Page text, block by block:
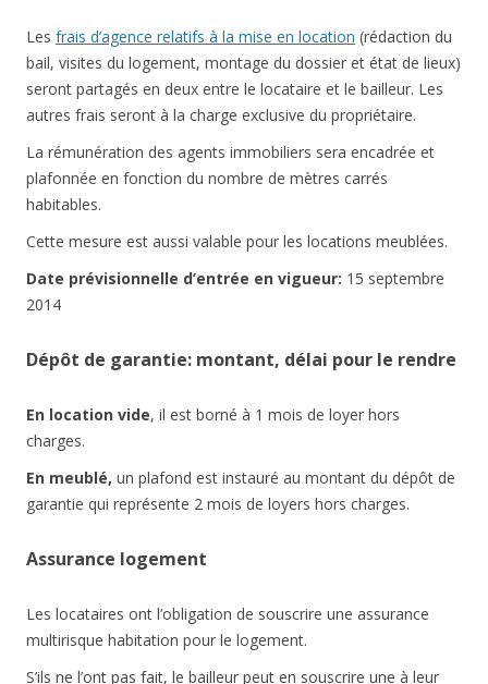
Les frais d’agence relatifs à la mise en location (rédaction du
bail, visites du logement, montage du dossier et état de lieux)
seront partagés en deux entre le locataire et le bailleur. Les
autres frais seront à la charge exclusive du propriétaire.
La rémunération des agents immobiliers sera encadrée et
plafonnée en fonction du nombre de mètres carrés
habitables.
Cette mesure est aussi valable pour les locations meublées.
Date prévisionnelle d’entrée en vigueur: 15 septembre
2014
Dépôt de garantie: montant, délai pour le rendre
En location vide, il est borné à 1 mois de loyer hors
charges.
En meublé, un plafond est instauré au montant du dépôt de
garantie qui représente 2 mois de loyers hors charges.
Assurance logement
Les locataires ont l’obligation de souscrire une assurance
multirisque habitation pour le logement.
S’ils ne l’ont pas fait, le bailleur peut en souscrire une à leur